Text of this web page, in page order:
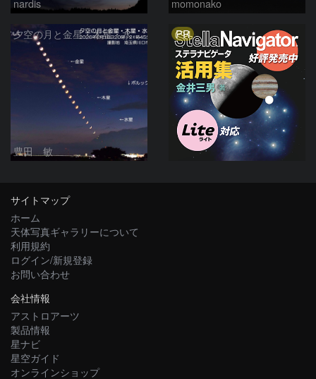
nardis momonako
夕空の月と金星・木星・水星の接近 2026/6/18
豊田 敏
PR
サイトマップ
ホーム
天体写真ギャラリーについて
利用規約
ログイン/新規登録
お問い合わせ
会社情報
アストロアーツ
製品情報
星ナビ
星空ガイド
オンラインショップ